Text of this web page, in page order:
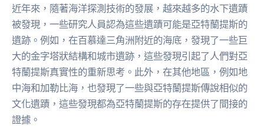
近年來，隨著海洋探測技術的發展，越來越多的水下遺蹟
被發現，一些研究人員認為這些遺蹟可能是亞特蘭提斯的
遺跡。例如，在百慕達三角洲附近的海底，發現了一些巨
大的金字塔狀結構和城市遺跡，這些發現引起了人們對亞
特蘭提斯真實性的重新思考。此外，在其他地區，例如地
中海和加勒比海，也發現了一些與亞特蘭提斯傳說相似的
文化遺蹟，這些發現都為亞特蘭提斯的存在提供了間接的
證據。